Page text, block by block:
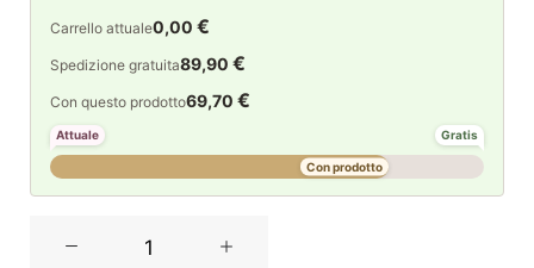
Carrello attuale0,00 €
Spedizione gratuita89,90 €
Con questo prodotto69,70 €
Attuale Gratis
Con prodotto